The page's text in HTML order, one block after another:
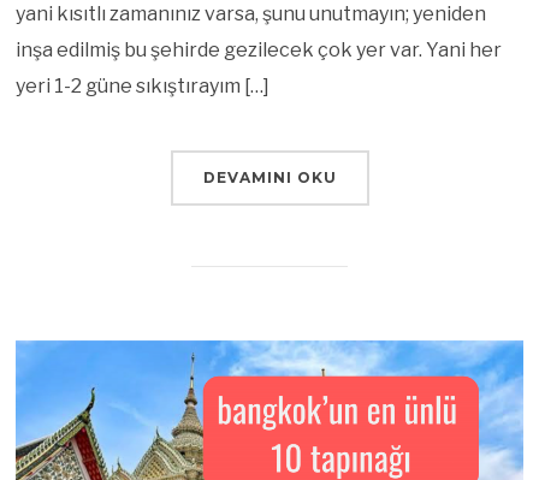
yani kısıtlı zamanınız varsa, şunu unutmayın; yeniden
inşa edilmiş bu şehirde gezilecek çok yer var. Yani her
yeri 1-2 güne sıkıştırayım […]
DEVAMINI OKU